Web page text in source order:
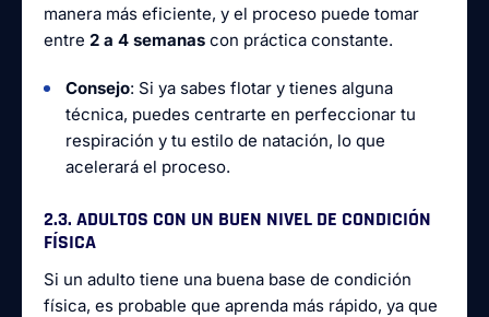
manera más eficiente, y el proceso puede tomar
entre 2 a 4 semanas con práctica constante.
Consejo: Si ya sabes flotar y tienes alguna
técnica, puedes centrarte en perfeccionar tu
respiración y tu estilo de natación, lo que
acelerará el proceso.
2.3. ADULTOS CON UN BUEN NIVEL DE CONDICIÓN
FÍSICA
Si un adulto tiene una buena base de condición
física, es probable que aprenda más rápido, ya que